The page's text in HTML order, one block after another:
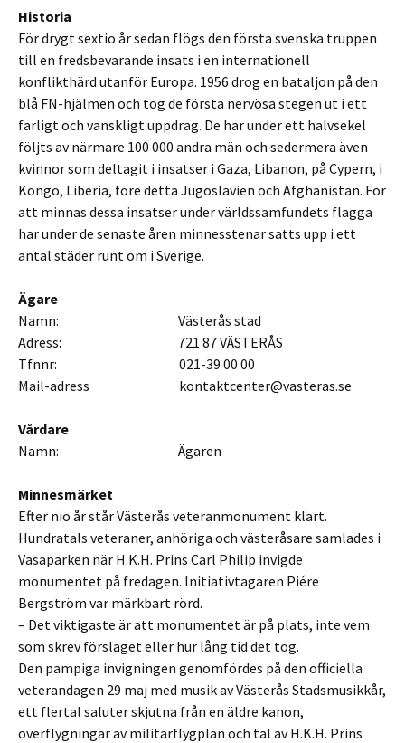
Historia
För drygt sextio år sedan flögs den första svenska truppen
till en fredsbevarande insats i en internationell
konflikthärd utanför Europa. 1956 drog en bataljon på den
blå FN-hjälmen och tog de första nervösa stegen ut i ett
farligt och vanskligt uppdrag. De har under ett halvsekel
följts av närmare 100 000 andra män och sedermera även
kvinnor som deltagit i insatser i Gaza, Libanon, på Cypern, i
Kongo, Liberia, före detta Jugoslavien och Afghanistan. För
att minnas dessa insatser under världssamfundets flagga
har under de senaste åren minnesstenar satts upp i ett
antal städer runt om i Sverige.
Ägare
Namn: Västerås stad
Adress: 721 87 VÄSTERÅS
Tfnnr: 021-39 00 00
Mail-adress kontaktcenter@vasteras.se
Vårdare
Namn: Ägaren
Minnesmärket
Efter nio år står Västerås veteranmonument klart.
Hundratals veteraner, anhöriga och västeråsare samlades i
Vasaparken när H.K.H. Prins Carl Philip invigde
monumentet på fredagen. Initiativtagaren Piére
Bergström var märkbart rörd.
– Det viktigaste är att monumentet är på plats, inte vem
som skrev förslaget eller hur lång tid det tog.
Den pampiga invigningen genomfördes på den officiella
veterandagen 29 maj med musik av Västerås Stadsmusikkår,
ett flertal saluter skjutna från en äldre kanon,
överflygningar av militärflygplan och tal av H.K.H. Prins